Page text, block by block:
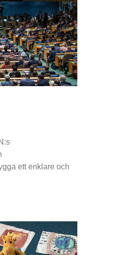
ett enklare och